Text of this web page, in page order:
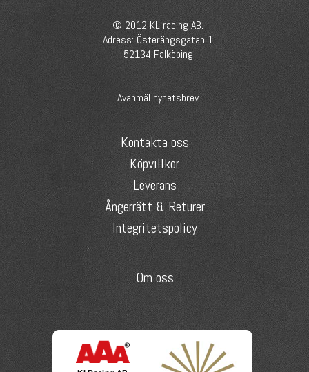
© 2012 KL racing AB.
Adress: Österängsgatan 1
52134 Falköping
Avanmäl nyhetsbrev
Kontakta oss
Köpvillkor
Leverans
Ångerrätt & Returer
Integritetspolicy
Om oss